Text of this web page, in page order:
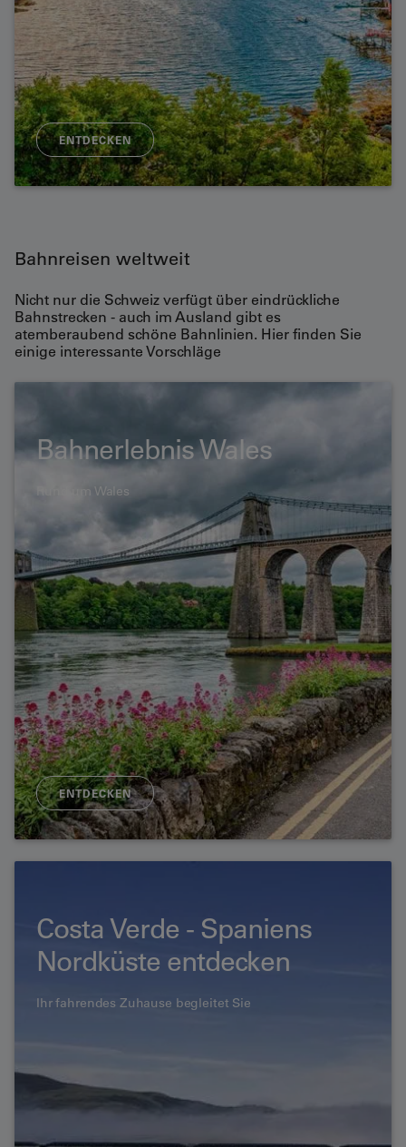
ENTDECKEN
Bahnreisen weltweit
Nicht nur die Schweiz verfügt über eindrückliche
Bahnstrecken - auch im Ausland gibt es
atemberaubend schöne Bahnlinien. Hier finden Sie
einige interessante Vorschläge
Bahnerlebnis Wales
Rund um Wales
ENTDECKEN
Costa Verde - Spaniens
Nordküste entdecken
Ihr fahrendes Zuhause begleitet Sie